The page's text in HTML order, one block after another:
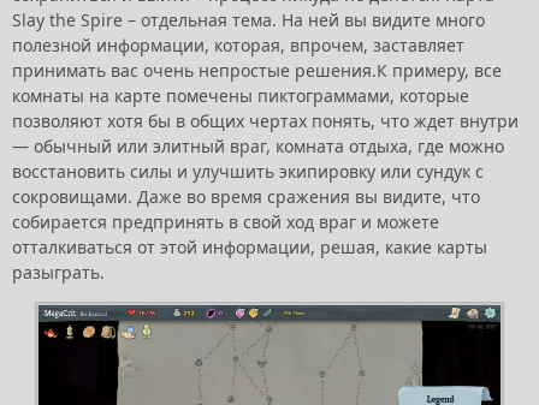
Slay the Spire – отдельная тема. На ней вы видите много
полезной информации, которая, впрочем, заставляет
принимать вас очень непростые решения.К примеру, все
комнаты на карте помечены пиктограммами, которые
позволяют хотя бы в общих чертах понять, что ждет внутри
— обычный или элитный враг, комната отдыха, где можно
восстановить силы и улучшить экипировку или сундук с
сокровищами. Даже во время сражения вы видите, что
собирается предпринять в свой ход враг и можете
отталкиваться от этой информации, решая, какие карты
разыграть.